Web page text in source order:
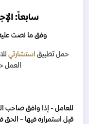
سابعاً:
وفق ما نصت عليه المادة 115 من
حمل تطبيق استشارتي
العمل
للعامل - إذا وافق صاحب
قَبِل استمراره فيها – الحق